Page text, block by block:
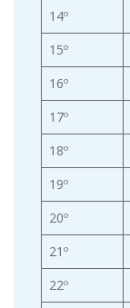
14º
15º
16º
17º
18º
19º
20º
21º
22º